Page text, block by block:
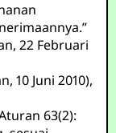
22 Februari
10 Juni 2010),
63(2):